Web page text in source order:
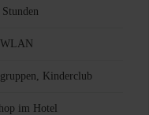
WLAN
Kinderclub
im Hotel